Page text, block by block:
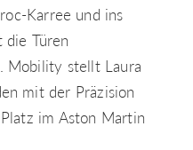
Karree und ins
die Türen
Mobility stellt Laura
mit der Präzision
im Aston Martin